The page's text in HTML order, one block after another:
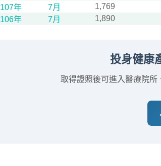
107年
7月 1,769
106年
7月 1,890
投身健康
取得證照後可進入醫療院所